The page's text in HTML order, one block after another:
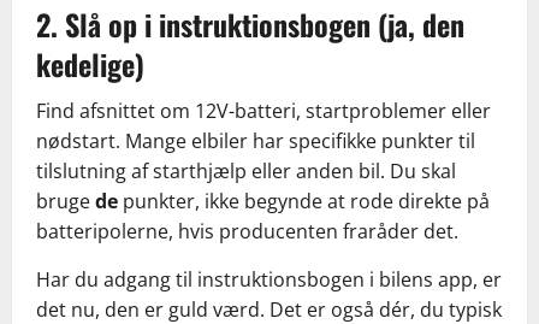
2. Slå op i instruktionsbogen (ja, den
kedelige)
Find afsnittet om 12V-batteri, startproblemer eller
nødstart. Mange elbiler har specifikke punkter til
tilslutning af starthjælp eller anden bil. Du skal
brugede punkter, ikke begynde at rode direkte på
batteripolerne, hvis producenten fraråder det.
Har du adgang til instruktionsbogen i bilens app, er
det nu, den er guld værd. Det er også dér, du typisk